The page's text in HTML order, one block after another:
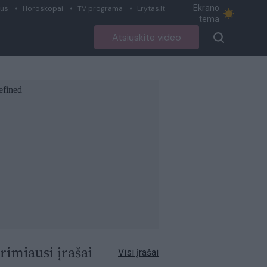
Horoskopai TV programa Lrytas.lt
Ekrano
tema
Atsiųskite video
įrašai Visi įrašai